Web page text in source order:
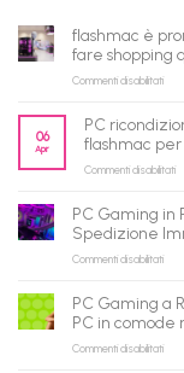
flashmac è
fare shopping
Commenti disabilitatisu
per
gli
il
tuo
può
fare
qui
06
Apr
PC
flashmac
Commenti disabilitatisu
la
PC Gaming in
Spedizione
Commenti disabilitatisu
in
PC Gaming a
PC in comode
Commenti disabilitatisu